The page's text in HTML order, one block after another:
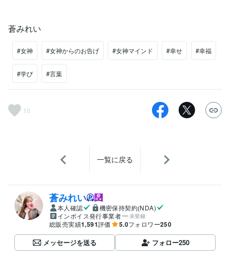
蒼みれい
#女神 #女神からのお告げ #女神マインド #幸せ #幸福
#学び #言葉
10
一覧に戻る
蒼みれい
本人確認
機密保持契約(NDA)
インボイス発行事業者
未登録
総販売実績1,591評価 5.0フォロワー250
メッセージを送る フォロー250